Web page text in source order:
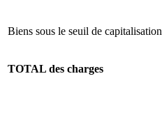
Biens sous le seuil de capitalisation
TOTAL des charges